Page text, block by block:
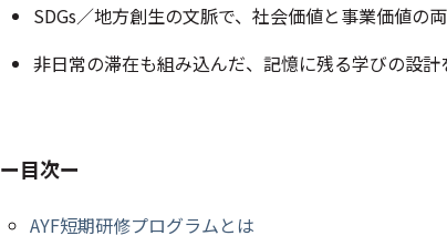
SDGs／地方創生の文脈で、社会価値と事業価値の
非日常の滞在も組み込んだ、記憶に残る学びの設計
ー目次ー
AYF短期研修プログラムとは